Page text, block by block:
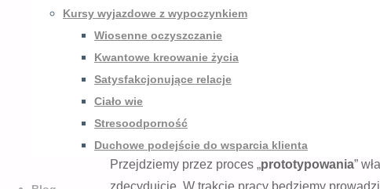
Kursy wyjazdowe z wypoczynkiem
Wiosenne oczyszczanie
Kwantowe kreowanie życia
Satysfakcjonujące relacje
Ciało wie
Stresoodporność
Duchowe podejście do wsparcia klienta
Wzięliśmy pod uwagę i postanowiliśmy
innowacyjne. Podczas warsztatu przedstawimy
Technology przez Otto Schrammera i Petera
Przejdziemy przez proces „prototypowania”
zdecydujcie. W trakcie pracy będziemy